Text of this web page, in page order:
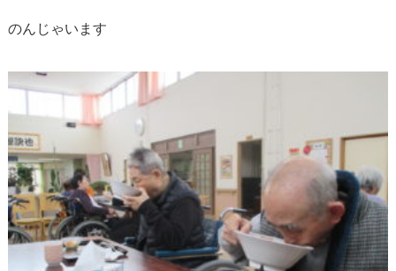
のんじゃいます